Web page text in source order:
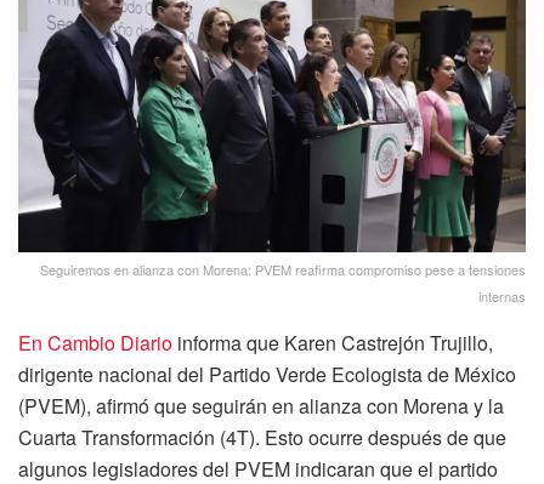
Seguiremos en alianza con Morena: PVEM reafirma compromiso pese a tensiones
internas
En Cambio Diario informa que Karen Castrejón Trujillo,
dirigente nacional del Partido Verde Ecologista de México
(PVEM), afirmó que seguirán en alianza con Morena y la
Cuarta Transformación (4T). Esto ocurre después de que
algunos legisladores del PVEM indicaran que el partido